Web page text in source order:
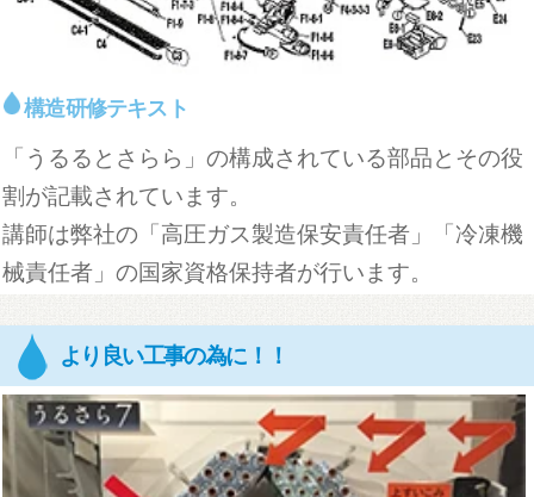
構造研修テキスト
「うるるとさらら」の構成されている部品とその役
割が記載されています。
講師は弊社の「高圧ガス製造保安責任者」「冷凍機
械責任者」の国家資格保持者が行います。
より良い工事の為に！！